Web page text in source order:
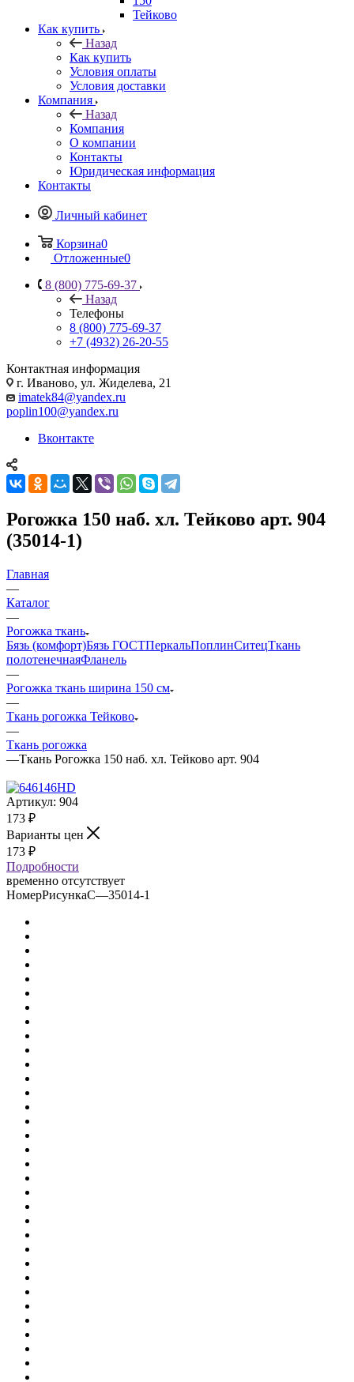
Тейково
Как купить
Назад
Как купить
Условия оплаты
Условия доставки
Компания
Назад
Компания
О компании
Контакты
Юридическая информация
Контакты
Личный кабинет
Корзина0
Отложенные0
8 (800) 775-69-37
Назад
Телефоны
8 (800) 775-69-37
+7 (4932) 26-20-55
Контактная информация
г. Иваново, ул. Жиделева, 21
imatek84@yandex.ru
poplin100@yandex.ru
Вконтакте
Рогожка 150 наб. хл. Тейково арт. 904
(35014-1)
Главная
—
Каталог
—
Рогожка ткань
Бязь (комфорт)Бязь ГОСТПеркальПоплинСитецТкань
полотенечнаяФланель
—
Рогожка ткань ширина 150 см
—
Ткань рогожка Тейково
—
Ткань рогожка
—Ткань Рогожка 150 наб. хл. Тейково арт. 904
Артикул: 904
173 ₽
Варианты цен
173 ₽
Подробности
временно отсутствует
НомерРисункаС—35014-1